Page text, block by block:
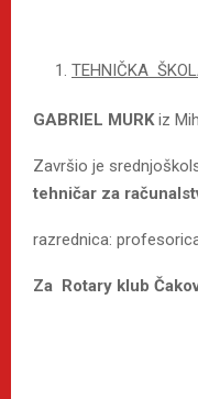
TEHNIČKA
GABRIEL MURK iz
Završio je
tehničar za
razrednica:
Za Rotary klub